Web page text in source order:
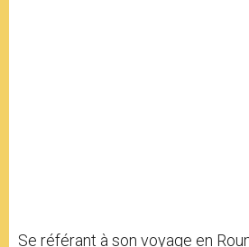
Se référant à son voyage en